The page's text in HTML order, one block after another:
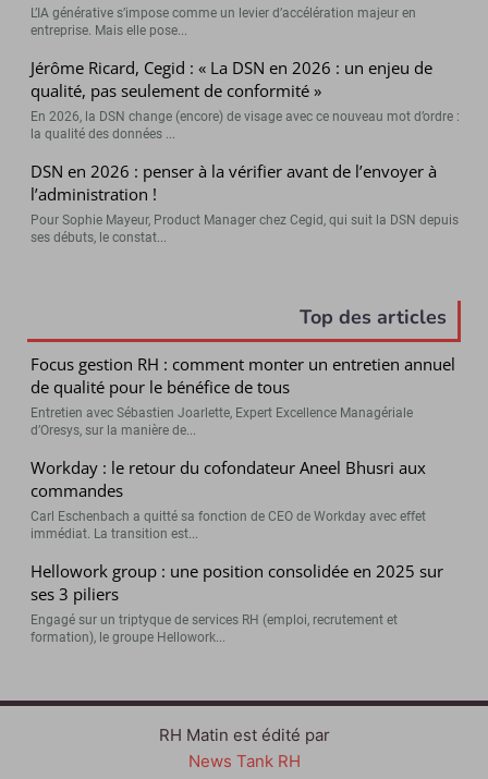
L’IA générative s’impose comme un levier d’accélération majeur en
entreprise. Mais elle pose...
Jérôme Ricard, Cegid : « La DSN en 2026 : un enjeu de
qualité, pas seulement de conformité »
En 2026, la DSN change (encore) de visage avec ce nouveau mot d’ordre :
la qualité des données ...
DSN en 2026 : penser à la vérifier avant de l’envoyer à
l’administration !
Pour Sophie Mayeur, Product Manager chez Cegid, qui suit la DSN depuis
ses débuts, le constat...
Top des articles
Focus gestion RH : comment monter un entretien annuel
de qualité pour le bénéfice de tous
Entretien avec Sébastien Joarlette, Expert Excellence Managériale
d’Oresys, sur la manière de...
Workday : le retour du cofondateur Aneel Bhusri aux
commandes
Carl Eschenbach a quitté sa fonction de CEO de Workday avec effet
immédiat. La transition est...
Hellowork group : une position consolidée en 2025 sur
ses 3 piliers
Engagé sur un triptyque de services RH (emploi, recrutement et
formation), le groupe Hellowork...
RH Matin est édité par
News Tank RH